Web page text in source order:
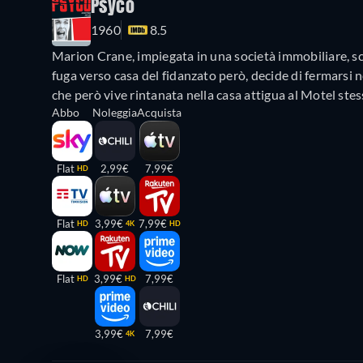
Psyco
1960
8.5
Marion Crane, impiegata in una società immobiliare,
fuga verso casa del fidanzato però, decide di
che però vive rintanata nella casa attigua al Motel
Abbo
Flat HD
Flat HD
Flat HD
Noleggia
2,99€
3,99€ 4K
3,99€ HD
3,99€ 4K
Acquista
7,99€
7,99€ HD
7,99€
7,99€